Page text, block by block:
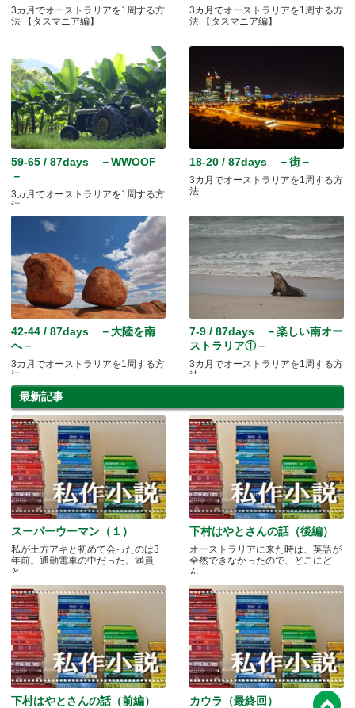
3カ月でオーストラリアを1周する方
法 【タスマニア編】
3カ月でオーストラリアを1周する方
法 【タスマニア編】
59-65 / 87days －WWOOF
－
3カ月でオーストラリアを1周する方
法
18-20 / 87days －街－
3カ月でオーストラリアを1周する方
法
42-44 / 87days －大陸を南
へ－
3カ月でオーストラリアを1周する方
法
7-9 / 87days －楽しい南オー
ストラリア①－
3カ月でオーストラリアを1周する方
法
最新記事
スーパーウーマン（１）
私が土方アキと初めて会ったのは3
年前。通勤電車の中だった。満員
と.....
下村はやとさんの話（後編）
オーストラリアに来た時は、英語が
全然できなかったので、どこにど
ん.....
下村はやとさんの話（前編） カウラ（最終回）